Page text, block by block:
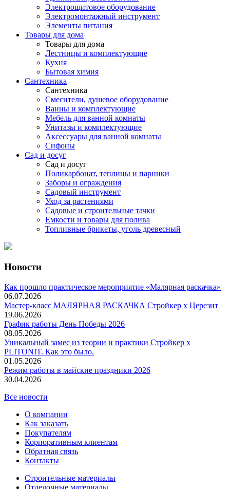
Электрощитовое оборудование
Электромонтажный инструмент
Элементы питания
Товары для дома
Товары для дома
Лестницы и комплектующие
Кухня
Бытовая химия
Сантехника
Сантехника
Смесители, душевое оборудование
Ванны и комплектующие
Мебель для ванной комнаты
Унитазы и комплектующие
Аксессуары для ванной комнаты
Сифоны
Сад и досуг
Сад и досуг
Поликарбонат, теплицы и парники
Заборы и ограждения
Садовый инструмент
Уход за растениями
Садовые и строительные тачки
Емкости и товары для полива
Топливные брикеты, уголь древесный
Новости
Как прошло практическое мероприятие «Малярная раскачка»
06.07.2026
Мастер-класс МАЛЯРНАЯ РАСКАЧКА Стройкер х Церезит
19.06.2026
График работы День Победы 2026
08.05.2026
Уникальный замес из теории и практики Стройкер х
PLITONIT. Как это было.
01.05.2026
Режим работы в майские праздники 2026
30.04.2026
Все новости
О компании
Как заказать
Покупателям
Корпоративным клиентам
Обратная связь
Контакты
Строительные материалы
Отделочные материалы